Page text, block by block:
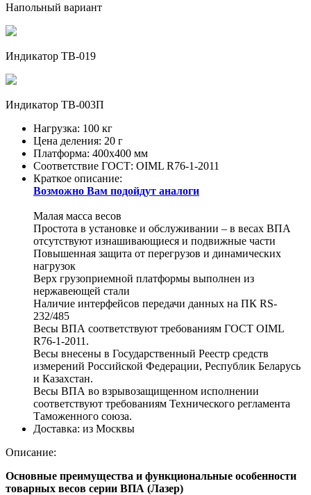
Напольный вариант
Индикатор ТВ-019
Индикатор ТВ-003П
Нагрузка: 100 кг
Цена деления: 20 г
Платформа: 400х400 мм
Соответствие ГОСТ: OIML R76-1-2011
Краткое описание:
Возможно Вам подойдут аналоги
Малая масса весов
Простота в установке и обслуживании – в весах ВПА
отсутствуют изнашивающиеся и подвижные части
Повышенная защита от перегрузов и динамических
нагрузок
Верх грузоприемной платформы выполнен из
нержавеющей стали
Наличие интерфейсов передачи данных на ПК RS-
232/485
Весы ВПА соответствуют требованиям ГОСТ OIML
R76-1-2011.
Весы внесены в Государственный Реестр средств
измерений Российской Федерации, Республик Беларусь
и Казахстан.
Весы ВПА во взрывозащищенном исполнении
соответствуют требованиям Технического регламента
Таможенного союза.
Доставка: из Москвы
Описание:
Основные преимущества и функциональные особенности
товарных весов серии ВПА (Лазер)